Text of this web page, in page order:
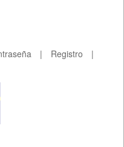
| Registro
|